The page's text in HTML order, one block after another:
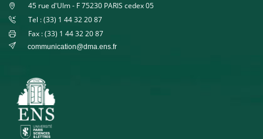
45 rue d'Ulm - F 75230 PARIS cedex 05
Tel : (33) 1 44 32 20 87
Fax : (33) 1 44 32 20 87
communication@dma.ens.fr